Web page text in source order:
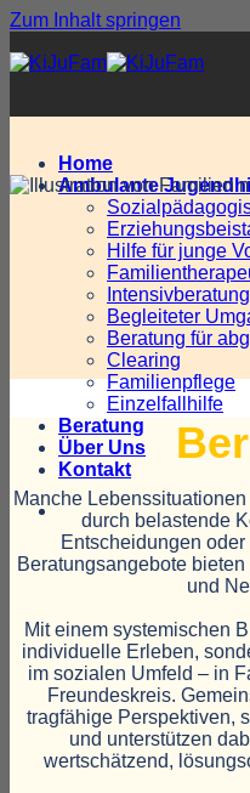
Zum Inhalt springen
Home
Ambulante
Hilfe für junge
Begleiteter
Beratung für
Clearing
Familienpflege
Einzelfallhilfe
Beratung
Über Uns
Kontakt
Manche
durch belastende
Entscheidungen
Beratungsangebote
und
Mit einem systemischen
individuelle Erleben,
im sozialen Umfeld – in
Freundeskreis.
tragfähige Perspektiven,
und unterstützen
wertschätzend,